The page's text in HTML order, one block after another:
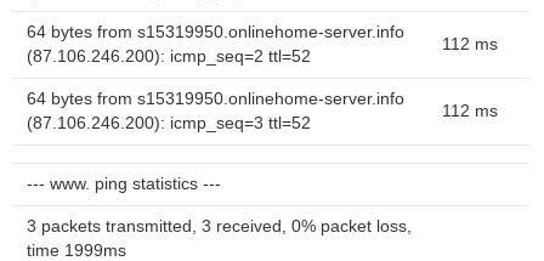
64 bytes from s15319950.onlinehome-server.info
(87.106.246.200): icmp_seq=2 ttl=52
112 ms
64 bytes from s15319950.onlinehome-server.info
(87.106.246.200): icmp_seq=3 ttl=52
112 ms
--- www. ping statistics ---
3 packets transmitted, 3 received, 0% packet loss,
time 1999ms